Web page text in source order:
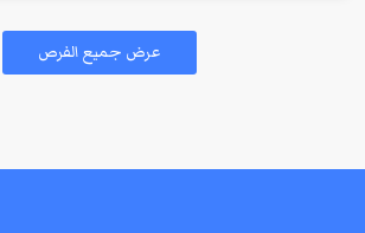
عرض جميع الفرص